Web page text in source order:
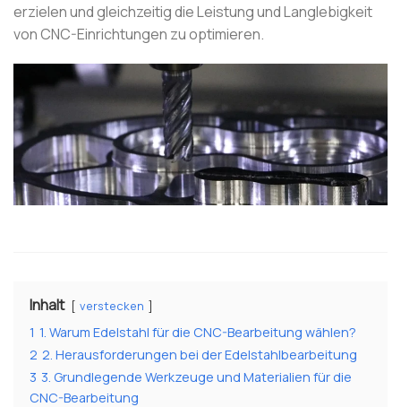
erzielen und gleichzeitig die Leistung und Langlebigkeit
von CNC-Einrichtungen zu optimieren.
Inhalt verstecken
1 1. Warum Edelstahl für die CNC-Bearbeitung wählen?
2 2. Herausforderungen bei der Edelstahlbearbeitung
3 3. Grundlegende Werkzeuge und Materialien für die
CNC-Bearbeitung